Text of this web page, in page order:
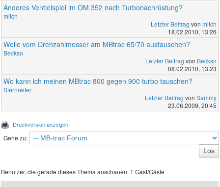
Anderes Ventielspiel im OM 352 nach Turbonachrüstung?
mitch
Letzter Beitrag von mitch
18.02.2010, 13:26
Welle vom Drehzahlmesser am MBtrac 65/70 austauschen?
Becksn
Letzter Beitrag von Becksn
08.02.2010, 13:23
Wo kann ich meinen MBtrac 800 gegen 900 turbo tauschen?
Sternreiter
Letzter Beitrag von Sammy
23.06.2009, 20:45
Druckversion anzeigen
Gehe zu:
Benutzer, die gerade dieses Thema anschauen: 1 Gast/Gäste